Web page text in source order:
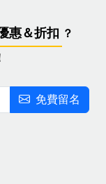
惠＆折扣 ？
免費留名